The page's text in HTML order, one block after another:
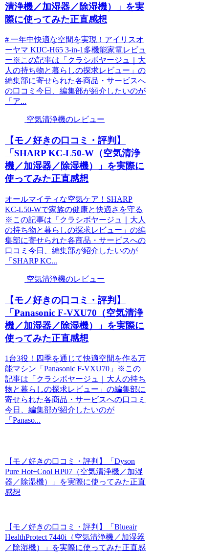
清浄機／加湿器／除湿機）」を実
際に使ってみた正直感想
# 一年中快適な空間を実現！アイリスオ
ーヤマ KIJC-H65 3-in-1多機能家電レビュ
ー※この記事は「クラシボヤージュ｜大
人の持ち物と暮らしの探求レビュー」の
編集部に寄せられた各商品・サービスへ
の口コミ今日、編集部が紹介したいのが
「ア...
空気清浄機のレビュー
【モノ好きの口コミ・評判】
「SHARP KC-L50-W（空気清浄
機／加湿器／除湿機）」を実際に
使ってみた正直感想
オールマイティな空気ケア！SHARP
KC-L50-Wで家族の健康と快適さを守る
※この記事は「クラシボヤージュ｜大人
の持ち物と暮らしの探求レビュー」の編
集部に寄せられた各商品・サービスへの
口コミ今日、編集部が紹介したいのが
「SHARP KC...
空気清浄機のレビュー
【モノ好きの口コミ・評判】
「Panasonic F-VXU70（空気清浄
機／加湿器／除湿機）」を実際に
使ってみた正直感想
1台3役！四季を通じて快適空間を作る万
能マシン「Panasonic F-VXU70」※この
記事は「クラシボヤージュ｜大人の持ち
物と暮らしの探求レビュー」の編集部に
寄せられた各商品・サービスへの口コミ
今日、編集部が紹介したいのが
「Panaso...
【モノ好きの口コミ・評判】「Dyson
Pure Hot+Cool HP07（空気清浄機／加湿
器／除湿機）」を実際に使ってみた正直
感想
【モノ好きの口コミ・評判】「Blueair
HealthProtect 7440i（空気清浄機／加湿器
／除湿機）」を実際に使ってみた正直感